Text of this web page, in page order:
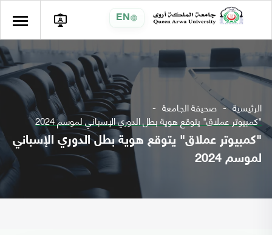
EN
الرئيسية صحيفة الجامعة
"كمبيوتر عملاق" يتوقع هوية بطل الدوري الإسباني لموسم 2024
"كمبيوتر عملاق" يتوقع هوية بطل الدوري الإسباني
لموسم 2024